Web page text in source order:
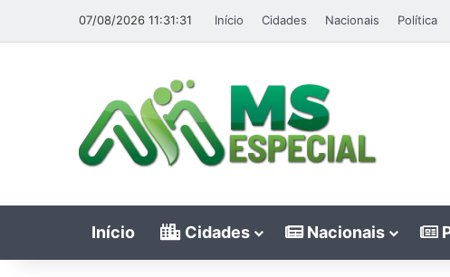
07/08/2026 11:31:31 Início Cidades Nacionais Política
Início Cidades Nacionais